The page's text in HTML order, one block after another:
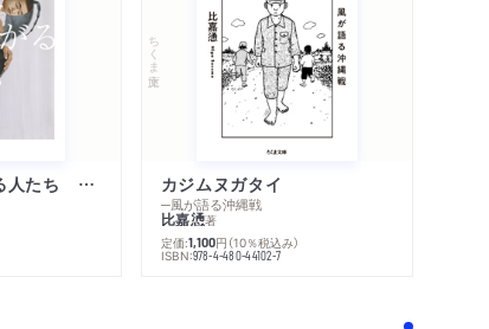
不幸になりたがる人たち 増補新版
ちくま文庫
カジムヌガタイ
─風が語る沖縄戦
比嘉慂著
定価:1,100円 （10％税込み）
ISBN:978-4-480-44102-7